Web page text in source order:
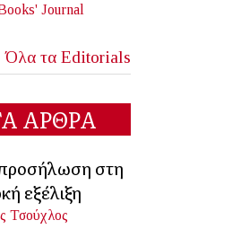
Journal
Όλα τα Editorials
ΑΡΘΡΑ
στη
εξέλιξη
Τσούχλος